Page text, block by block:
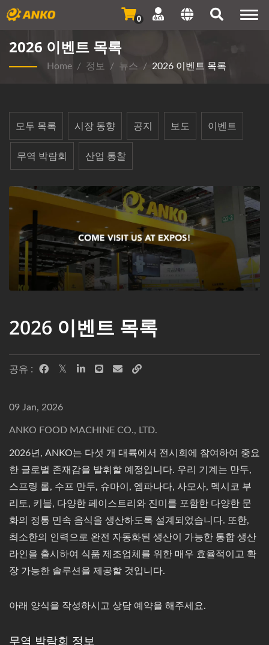
0
2026 이벤트 목록
Home / 정보 / 뉴스 / 2026 이벤트 목록
모두 목록 시장 동향 공지 보도 이벤트
무역 박람회 산업 통찰
2026 이벤트 목록
공유 :
09 Jan, 2026
ANKO FOOD MACHINE CO., LTD.
2026년, ANKO는 다섯 개 대륙에서 전시회에 참여하여 중요
한 글로벌 존재감을 발휘할 예정입니다. 우리 기계는 만두,
스프링 롤, 수프 만두, 슈마이, 엠파나다, 사모사, 멕시코 부
리토, 키블, 다양한 페이스트리와 진미를 포함한 다양한 문
화의 정통 민속 음식을 생산하도록 설계되었습니다. 또한,
최소한의 인력으로 완전 자동화된 생산이 가능한 통합 생산
라인을 출시하여 식품 제조업체를 위한 매우 효율적이고 확
장 가능한 솔루션을 제공할 것입니다.
아래 양식을 작성하시고 상담 예약을 해주세요.
무역 박람회 정보